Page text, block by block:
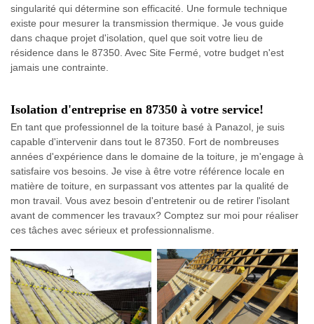
singularité qui détermine son efficacité. Une formule technique
existe pour mesurer la transmission thermique. Je vous guide
dans chaque projet d'isolation, quel que soit votre lieu de
résidence dans le 87350. Avec Site Fermé, votre budget n'est
jamais une contrainte.
Isolation d'entreprise en 87350 à votre service!
En tant que professionnel de la toiture basé à Panazol, je suis
capable d'intervenir dans tout le 87350. Fort de nombreuses
années d'expérience dans le domaine de la toiture, je m'engage à
satisfaire vos besoins. Je vise à être votre référence locale en
matière de toiture, en surpassant vos attentes par la qualité de
mon travail. Vous avez besoin d'entretenir ou de retirer l'isolant
avant de commencer les travaux? Comptez sur moi pour réaliser
ces tâches avec sérieux et professionnalisme.